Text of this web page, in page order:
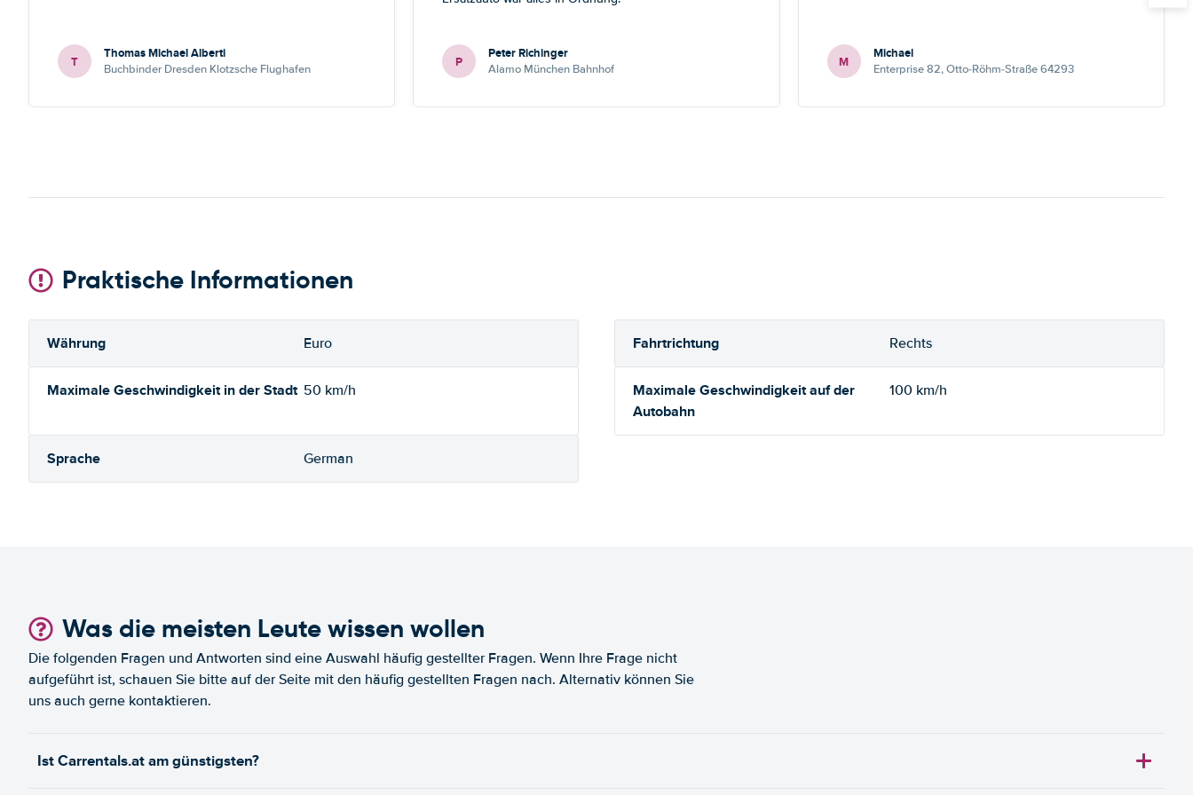
T Thomas Michael Alberti
Buchbinder Dresden Klotzsche Flughafen P Peter Richinger
Alamo München Bahnhof M Michael
Enterprise 82, Otto-Röhm-Straße 64293
Praktische Informationen
Währung Euro Fahrtrichtung Rechts
Maximale Geschwindigkeit in der Stadt 50 km/h
Maximale Geschwindigkeit auf der
Autobahn
100 km/h
Sprache German
Was die meisten Leute wissen wollen
Die folgenden Fragen und Antworten sind eine Auswahl häufig gestellter Fragen. Wenn Ihre Frage nicht
aufgeführt ist, schauen Sie bitte auf der Seite mit den häufig gestellten Fragen nach. Alternativ können Sie
uns auch gerne kontaktieren.
Ist Carrentals.at am günstigsten?